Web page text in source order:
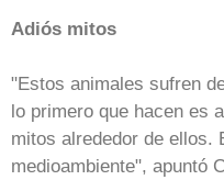
Adiós mitos
"Estos animales sufren
lo primero que hacen es
mitos alrededor de ellos.
medioambiente", apuntó